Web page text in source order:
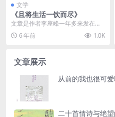
文学
《且将生活一饮而尽》
文章是作者李座峰一年多来发在微
博上的热门内容“来，我跟你说个人”
系列的精选集，从...
6 年前 1.0K
文章展示
从前的我也很可
二十首情诗与绝